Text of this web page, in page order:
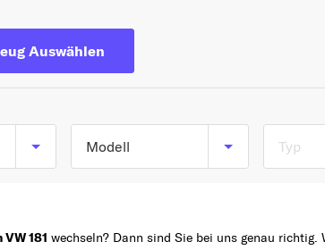
Auswählen
Modell Typ
181 wechseln? Dann sind Sie bei uns genau